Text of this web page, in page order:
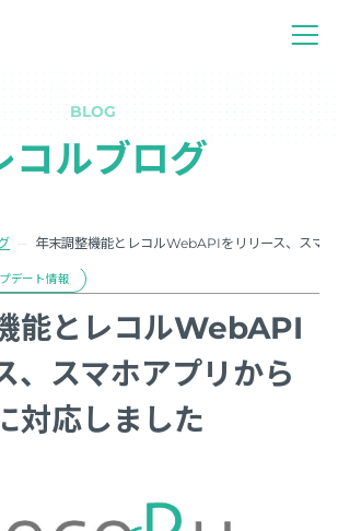
BLOG
コルブログ
年末調整機能とレコルWebAPIをリリース、スマ
デート情報
能とレコルWebAPI
、スマホアプリから
対応しました